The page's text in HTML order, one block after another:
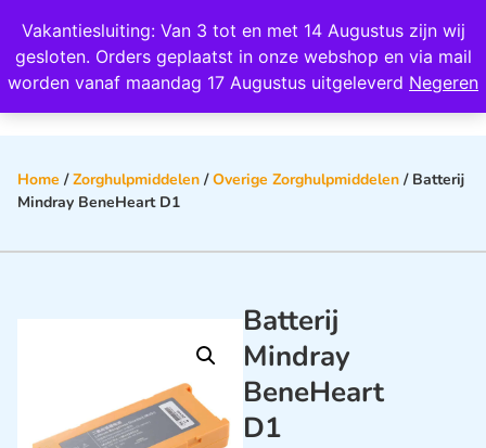
Vakantiesluiting: Van 3 tot en met 14 Augustus zijn wij
gesloten. Orders geplaatst in onze webshop en via mail
worden vanaf maandag 17 Augustus uitgeleverd Negeren
Wij scoren een 4,8 op Google
Home /Zorghulpmiddelen /Overige Zorghulpmiddelen / Batterij
Mindray BeneHeart D1
Batterij
Mindray
BeneHeart
D1